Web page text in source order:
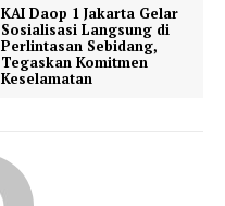
KAI Daop 1 Jakarta Gelar
Sosialisasi Langsung di
Perlintasan Sebidang,
Tegaskan Komitmen
Keselamatan